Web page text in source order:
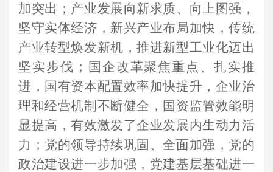
加突出；产业发展向新求质、向上图强，
坚守实体经济，新兴产业布局加快，传统
产业转型焕发新机，推进新型工业化迈出
坚实步伐；国企改革聚焦重点、扎实推
进，国有资本配置效率加快提升，企业治
理和经营机制不断健全，国资监管效能明
显提高，有效激发了企业发展内生动力活
力；党的领导持续巩固、全面加强，党的
政治建设进一步加强，党建基层基础进一